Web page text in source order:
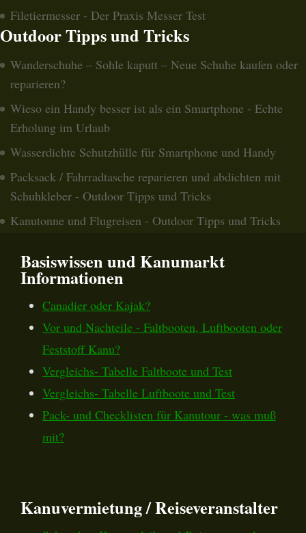
Filetiermesser - Der Praxis Messer Test
Outdoor Tipps und Tricks
Wanderschuhe – Sohle kaputt – Neue Schuhe kaufen oder
reparieren?
Wieso ein Handy besser ist als ein Smartphone - Echte
Erholung im Urlaub
Wasserdichte Schutzhülle für Smartphone und Handy
Packsack / Fahrradtasche reparieren und abdichten mit
Schuhkleber - Outdoor Tipps und Tricks
Kanutonne und Flugreisen - Outdoor Tipps und Tricks
Basiswissen und Kanumarkt
Informationen
Canadier oder Kajak?
Vor und Nachteile - Faltbooten, Luftbooten oder
Feststoff Kanu?
Vergleichs- Tabelle Faltboote und Test
Vergleichs- Tabelle Luftboote und Test
Pack- und Checklisten für Kanutour - was muß
mit?
Kanuvermietung / Reiseveranstalter